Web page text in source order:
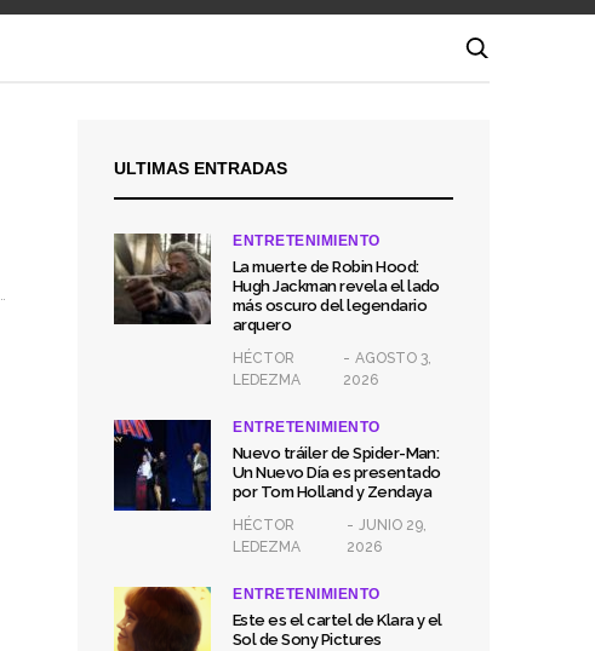
ULTIMAS ENTRADAS
ENTRETENIMIENTO
La muerte de Robin Hood:
Hugh Jackman revela el lado
más oscuro del legendario
arquero
HÉCTOR
LEDEZMA
AGOSTO 3,
2026
ENTRETENIMIENTO
Nuevo tráiler de Spider-Man:
Un Nuevo Día es presentado
por Tom Holland y Zendaya
HÉCTOR
LEDEZMA
JUNIO 29,
2026
ENTRETENIMIENTO
Este es el cartel de Klara y el
Sol de Sony Pictures